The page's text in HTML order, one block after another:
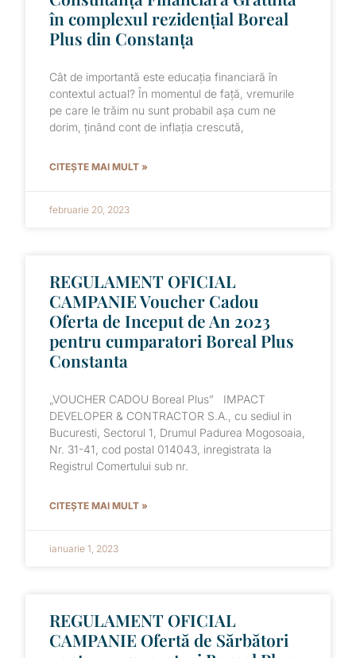
în complexul rezidențial Boreal
Plus din Constanța
Cât de importantă este educația financiară în
contextul actual? În momentul de față, vremurile
pe care le trăim nu sunt probabil așa cum ne
dorim, ținând cont de inflația crescută,
CITEȘTE MAI MULT »
februarie 20, 2023
REGULAMENT OFICIAL
CAMPANIE Voucher Cadou
Oferta de Inceput de An 2023
pentru cumparatori Boreal Plus
Constanta
„VOUCHER CADOU Boreal Plus” IMPACT
DEVELOPER & CONTRACTOR S.A., cu sediul in
Bucuresti, Sectorul 1, Drumul Padurea Mogosoaia,
Nr. 31-41, cod postal 014043, inregistrata la
Registrul Comertului sub nr.
CITEȘTE MAI MULT »
ianuarie 1, 2023
REGULAMENT OFICIAL
CAMPANIE Ofertă de Sărbători